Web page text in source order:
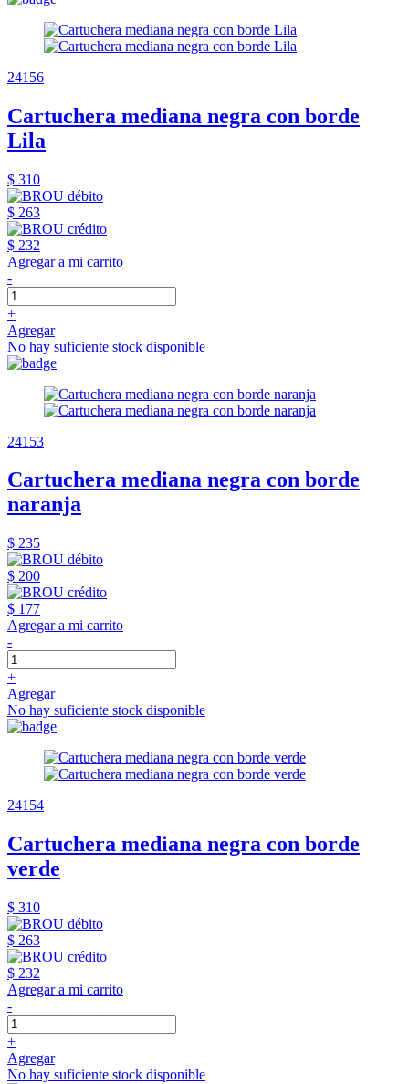
24156
Cartuchera mediana negra con borde
Lila
$ 310
$ 263
$ 232
Agregar a mi carrito
-
+
Agregar
No hay suficiente stock disponible
24153
Cartuchera mediana negra con borde
naranja
$ 235
$ 200
$ 177
Agregar a mi carrito
-
+
Agregar
No hay suficiente stock disponible
24154
Cartuchera mediana negra con borde
verde
$ 310
$ 263
$ 232
Agregar a mi carrito
-
+
Agregar
No hay suficiente stock disponible